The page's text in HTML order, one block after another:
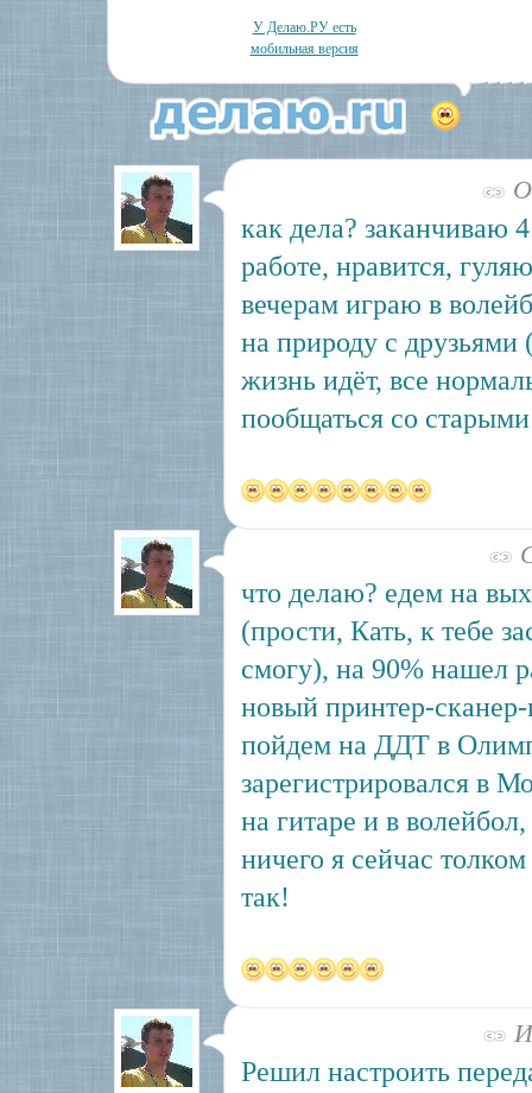
У Делаю.РУ есть
мобильная версия
как дела? заканчиваю
работе, нравится,
вечерам играю в
на природу с друзьями
жизнь идёт, все
пообщаться со
что делаю? едем на
(прости, Кать, к тебе
смогу), на 90% нашел
новый принтер-
пойдем на ДДТ в
зарегистрировался в
на гитаре и в
ничего я сейчас
так!
Решил настроить